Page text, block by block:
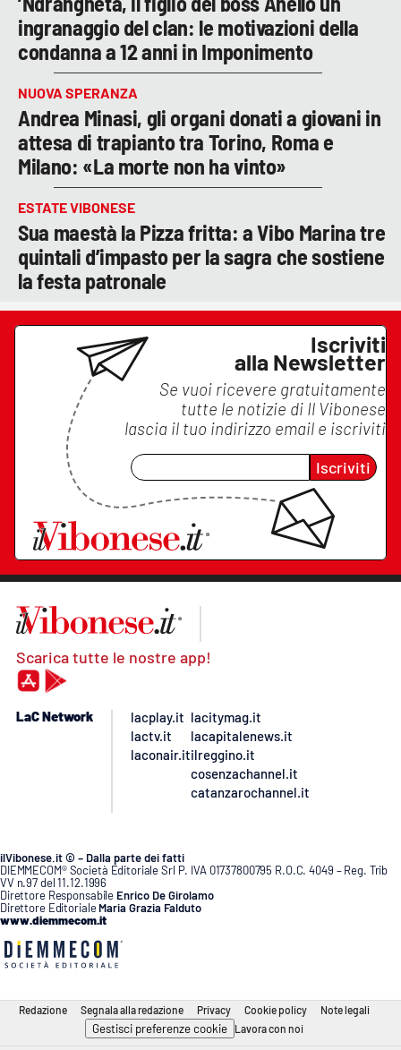
ingranaggio del clan: le motivazioni della
condanna a 12 anni in Imponimento
NUOVA SPERANZA
Andrea Minasi, gli organi donati a giovani in
attesa di trapianto tra Torino, Roma e
Milano: «La morte non ha vinto»
ESTATE VIBONESE
Sua maestà la Pizza fritta: a Vibo Marina tre
quintali d’impasto per la sagra che sostiene
la festa patronale
Iscriviti
alla Newsletter
Se vuoi ricevere gratuitamente
tutte le notizie di Il Vibonese
lascia il tuo indirizzo email e iscriviti
Iscriviti
Scarica tutte le nostre app!
LaC Network
lacplay.it
lactv.it
laconair.it
lacitymag.it
lacapitalenews.it
ilreggino.it
cosenzachannel.it
catanzarochannel.it
ilVibonese.it © – Dalla parte dei fatti
DIEMMECOM® Società Editoriale Srl P. IVA 01737800795 R.O.C. 4049 – Reg. Trib
VV n.97 del 11.12.1996
Direttore Responsabile Enrico De Girolamo
Direttore Editoriale Maria Grazia Falduto
www.diemmecom.it
Redazione Segnala alla redazione Privacy Cookie policy Note legali
Gestisci preferenze cookie Lavora con noi